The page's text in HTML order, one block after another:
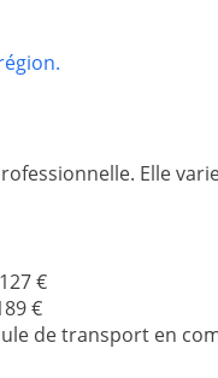
Elle
€
€
de transport en